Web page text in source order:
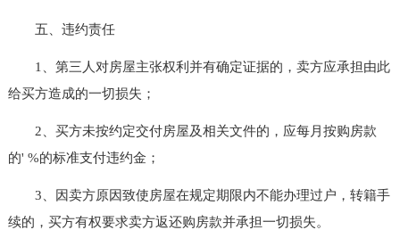
五、违约责任
1、第三人对房屋主张权利并有确定证据的，卖方应承担由此
给买方造成的一切损失；
2、买方未按约定交付房屋及相关文件的，应每月按购房款
的' %的标准支付违约金；
3、因卖方原因致使房屋在规定期限内不能办理过户，转籍手
续的，买方有权要求卖方返还购房款并承担一切损失。